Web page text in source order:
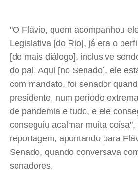
"O Flávio, quem acompanhou
Legislativa [do Rio], já era o
[de mais diálogo], inclusive
do pai. Aqui [no Senado], ele
com mandato, foi senador
presidente, num período
de pandemia e tudo, e ele
conseguiu acalmar muita coisa",
reportagem, apontando para
Senado, quando conversava
senadores.